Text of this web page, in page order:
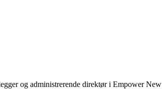
og administrerende direktør i Empower